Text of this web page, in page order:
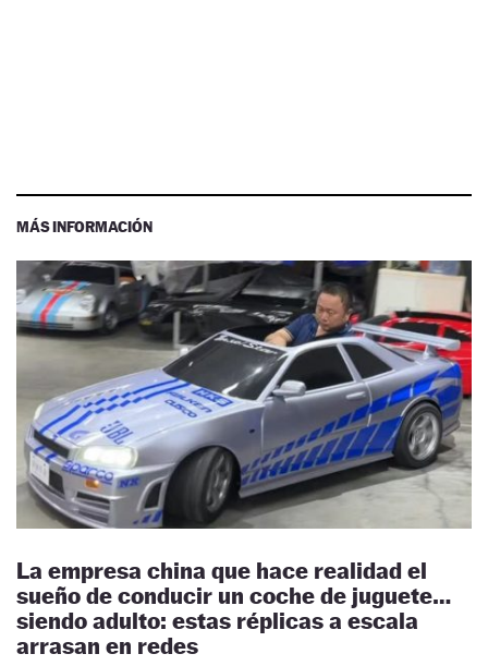
MÁS INFORMACIÓN
La empresa china que hace realidad el
sueño de conducir un coche de juguete…
siendo adulto: estas réplicas a escala
arrasan en redes